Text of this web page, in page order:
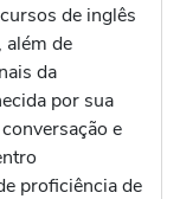
de inglês
além de
da
por sua
e
proficiência de